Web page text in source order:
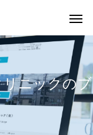
ニックのブ